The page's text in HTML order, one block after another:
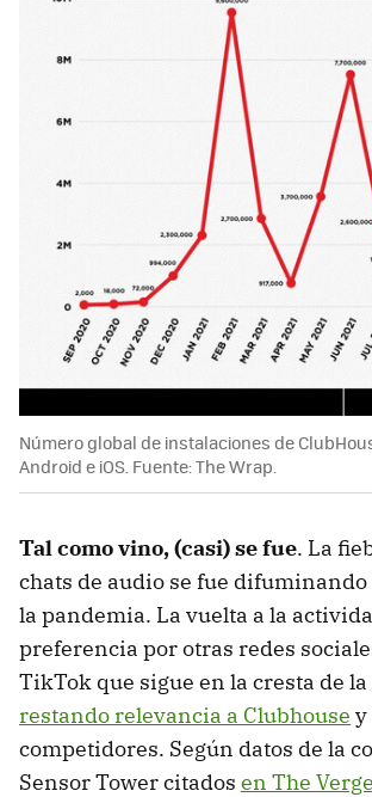
Número global de instalaciones de
Android e iOS. Fuente: The Wrap.
Tal como vino, (casi) se fue. La
chats de audio se fue
la pandemia. La vuelta a la
preferencia por otras redes
TikTok que sigue en la cresta de
restando relevancia a Clubhouse y
competidores. Según datos de la
Sensor Tower citados en The Verge